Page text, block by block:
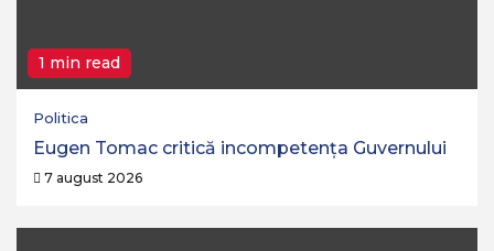
1 min read
Politica
Eugen Tomac critică incompetența Guvernului
7 august 2026